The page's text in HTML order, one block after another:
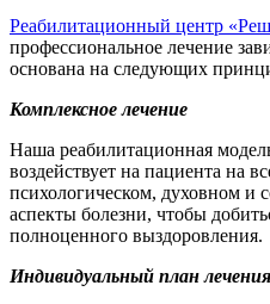
Реабилитационный центр
профессиональное лечение
основана на следующих
Комплексное лечение
Наша реабилитационная
воздействует на пациента на
психологическом, духовном
аспекты болезни, чтобы
полноценного выздоровления.
Индивидуальный план лечения